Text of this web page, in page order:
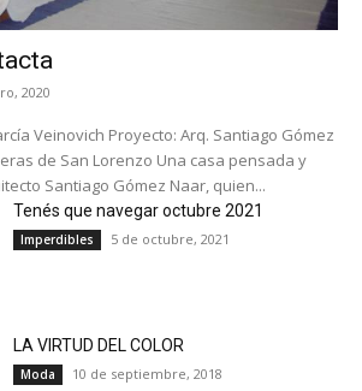
2020
Veinovich Proyecto: Arq. Santiago Gómez
de San Lorenzo Una casa pensada y
Santiago Gómez Naar, quien...
Tenés que navegar octubre 2021
Imperdibles 5 de octubre, 2021
LA VIRTUD DEL COLOR
Moda 10 de septiembre, 2018